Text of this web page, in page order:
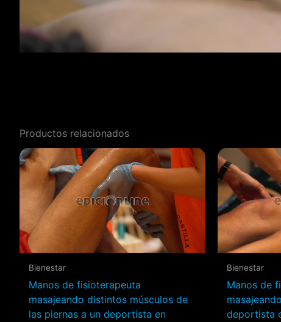
Productos relacionados
Bienestar
Manos de fisioterapeuta
masajeando distintos músculos de
las piernas a un deportista en
Bienestar
Manos de
deportista